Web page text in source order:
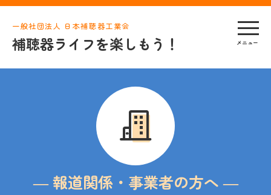
一般社団法人 日本補聴器工業会
補聴器ライフを楽しもう！
― 報道関係・事業者の方へ ―